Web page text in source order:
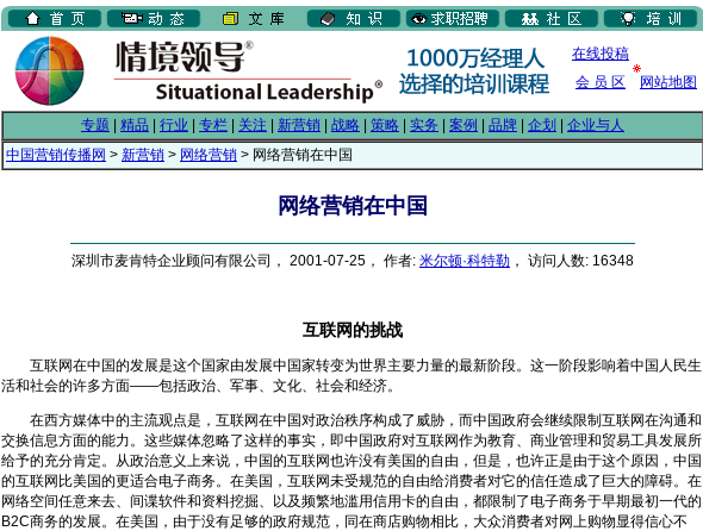
在线投稿
会 员 区
网站地图
专题 精品 行业 专栏 关注 新营销 战略 策略 实务 案例 品牌 企划
企业与人
中国营销传播网 > 新营销 > 网络营销 > 网络营销在中国
网络营销在中国
深圳市麦肯特企业顾问有限公司， 2001-07-25， 作者: 米尔顿·科特勒 ， 访问人数: 16348
互联网的挑战
互联网在中国的发展是这个国家由发展中国家转变为世界主要力量的最新阶段。这一阶段影响着中国人民生
活和社会的许多方面——包括政治、军事、文化、社会和经济。
在西方媒体中的主流观点是，互联网在中国对政治秩序构成了威胁，而中国政府会继续限制互联网在沟通和
交换信息方面的能力。这些媒体忽略了这样的事实，即中国政府对互联网作为教育、商业管理和贸易工具发展所
给予的充分肯定。从政治意义上来说，中国的互联网也许没有美国的自由，但是，也许正是由于这个原因，中国
的互联网比美国的更适合电子商务。在美国，互联网未受规范的自由给消费者对它的信任造成了巨大的障碍。在
网络空间任意来去、间谍软件和资料挖掘、以及频繁地滥用信用卡的自由，都限制了电子商务于早期最初一代的
B2C商务的发展。在美国，由于没有足够的政府规范，同在商店购物相比，大众消费者对网上购物显得信心不